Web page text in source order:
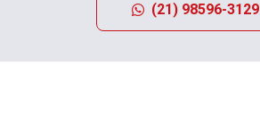
(21) 98596-3129